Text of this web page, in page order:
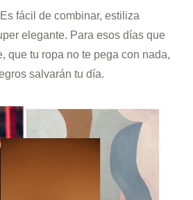
fácil de combinar, estiliza
elegante. Para esos días que
que tu ropa no te pega con nada,
salvarán tu día.